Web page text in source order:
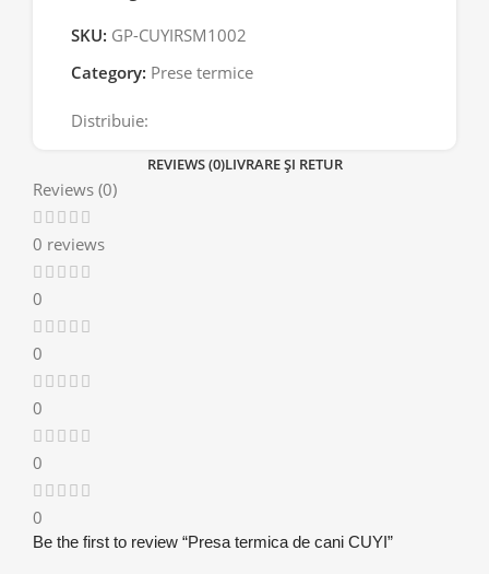
SKU: GP-CUYIRSM1002
Category: Prese termice
Distribuie:
REVIEWS (0)LIVRARE ȘI RETUR
Reviews (0)
0 reviews
0
0
0
0
0
Be the first to review “Presa termica de cani CUYI”